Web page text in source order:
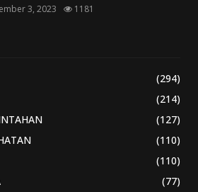
3, 2023 1181
(294)
(214)
(127)
(110)
(110)
(77)